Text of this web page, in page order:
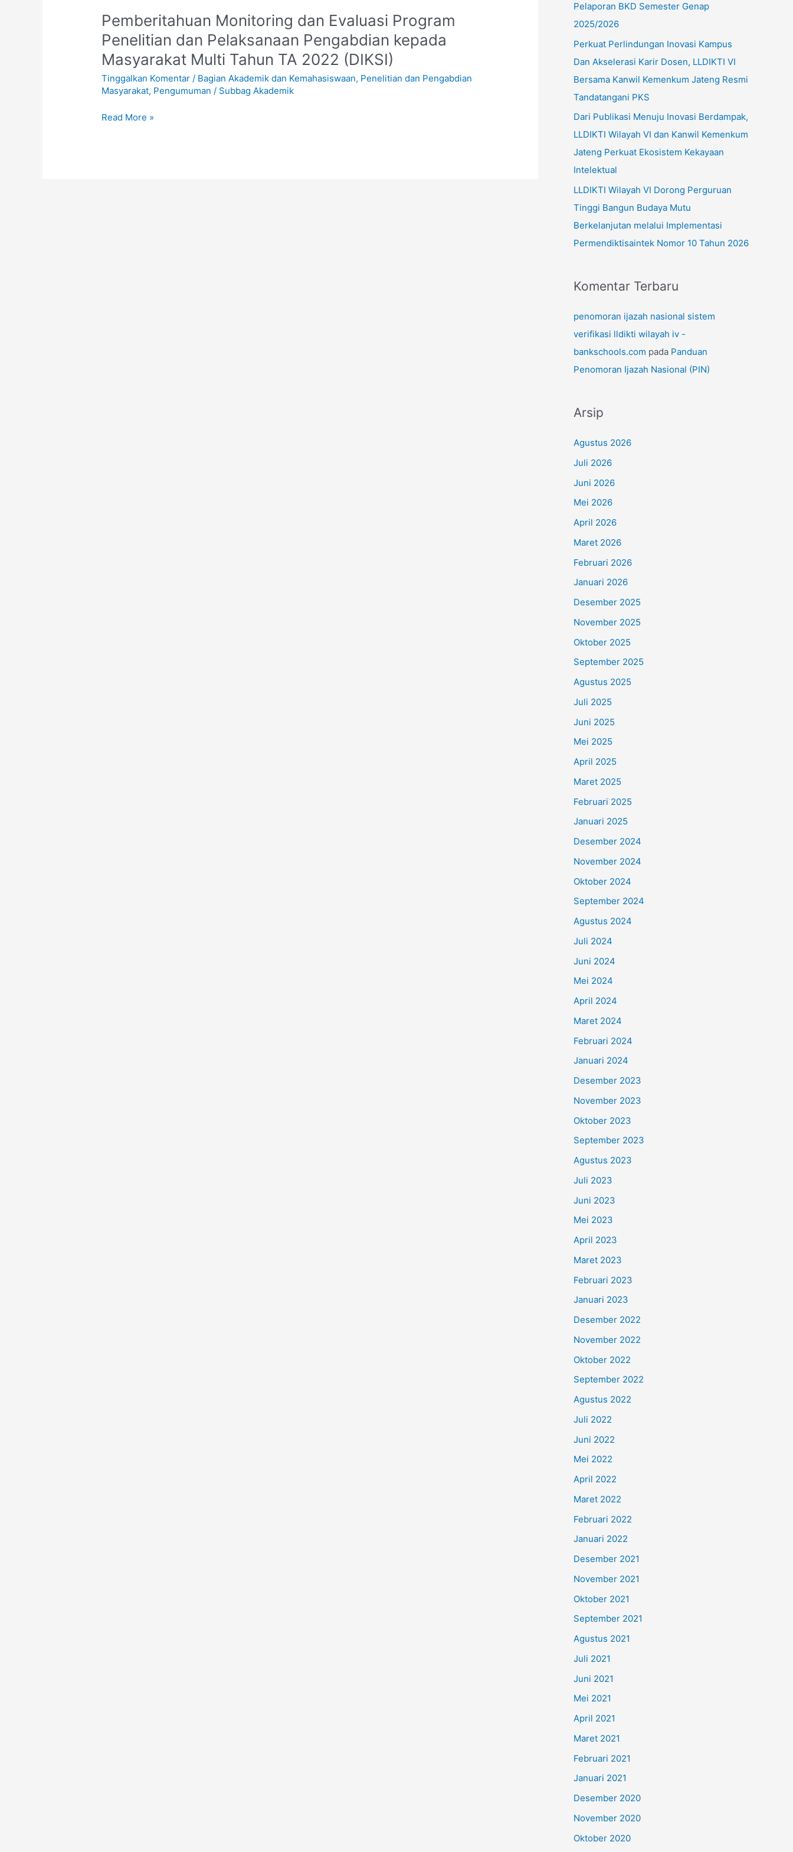
Pemberitahuan Monitoring dan Evaluasi Program
Penelitian dan Pelaksanaan Pengabdian kepada
Masyarakat Multi Tahun TA 2022 (DIKSI)
Tinggalkan Komentar / Bagian Akademik dan Kemahasiswaan, Penelitian dan Pengabdian
Masyarakat, Pengumuman / Subbag Akademik
Pemberitahuan
Monitoring
dan
Evaluasi
Program
Penelitian
Pelaksanaan
Read More »
:
Pelaporan BKD Semester Genap
2025/2026
Perkuat Perlindungan Inovasi Kampus
Dan Akselerasi Karir Dosen, LLDIKTI VI
Bersama Kanwil Kemenkum Jateng Resmi
Tandatangani PKS
Dari Publikasi Menuju Inovasi Berdampak,
LLDIKTI Wilayah VI dan Kanwil Kemenkum
Jateng Perkuat Ekosistem Kekayaan
Intelektual
LLDIKTI Wilayah VI Dorong Perguruan
Tinggi Bangun Budaya Mutu
Berkelanjutan melalui Implementasi
Permendiktisaintek Nomor 10 Tahun 2026
Komentar Terbaru
penomoran ijazah nasional sistem
verifikasi lldikti wilayah iv -
bankschools.com pada Panduan
Penomoran Ijazah Nasional (PIN)
Arsip
Agustus 2026
Juli 2026
Juni 2026
Mei 2026
April 2026
Maret 2026
Februari 2026
Januari 2026
Desember 2025
November 2025
Oktober 2025
September 2025
Agustus 2025
Juli 2025
Juni 2025
Mei 2025
April 2025
Maret 2025
Februari 2025
Januari 2025
Desember 2024
November 2024
Oktober 2024
September 2024
Agustus 2024
Juli 2024
Juni 2024
Mei 2024
April 2024
Maret 2024
Februari 2024
Januari 2024
Desember 2023
November 2023
Oktober 2023
September 2023
Agustus 2023
Juli 2023
Juni 2023
Mei 2023
April 2023
Maret 2023
Februari 2023
Januari 2023
Desember 2022
November 2022
Oktober 2022
September 2022
Agustus 2022
Juli 2022
Juni 2022
Mei 2022
April 2022
Maret 2022
Februari 2022
Januari 2022
Desember 2021
November 2021
Oktober 2021
September 2021
Agustus 2021
Juli 2021
Juni 2021
Mei 2021
April 2021
Maret 2021
Februari 2021
Januari 2021
Desember 2020
November 2020
Oktober 2020